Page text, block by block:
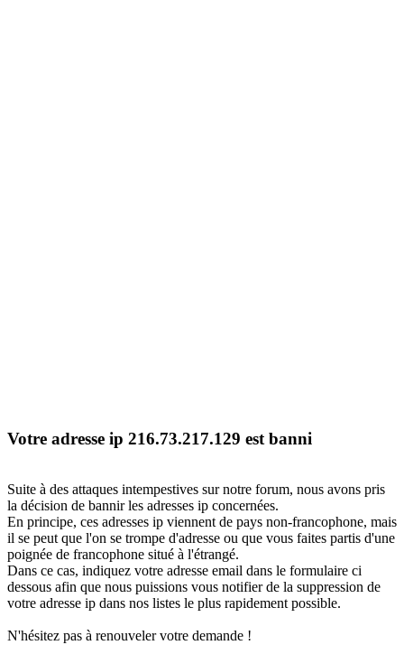
Votre adresse ip 216.73.217.129 est banni
Suite à des attaques intempestives sur notre forum, nous avons pris
la décision de bannir les adresses ip concernées.
En principe, ces adresses ip viennent de pays non-francophone, mais
il se peut que l'on se trompe d'adresse ou que vous faites partis d'une
poignée de francophone situé à l'étrangé.
Dans ce cas, indiquez votre adresse email dans le formulaire ci
dessous afin que nous puissions vous notifier de la suppression de
votre adresse ip dans nos listes le plus rapidement possible.
N'hésitez pas à renouveler votre demande !